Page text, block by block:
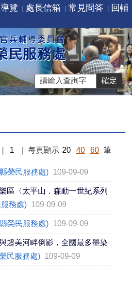
覽 處長信箱 常見問答
回輔
1 每頁顯示 20 40 60 筆
榮民服務處) 109-09-09
區〈太平山．森動一世紀系列
務處) 109-09-09
榮民服務處) 109-09-09
超美河畔倒影，全國最多墨染
民服務處) 109-09-09